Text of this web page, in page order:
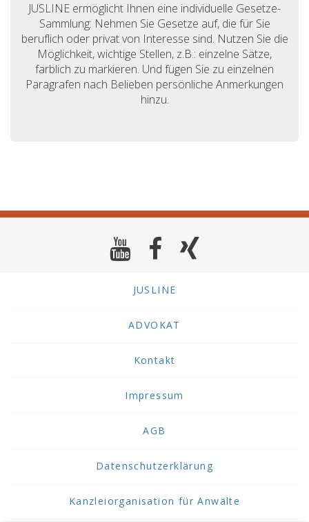
JUSLINE ermöglicht Ihnen eine individuelle Gesetze-
Sammlung: Nehmen Sie Gesetze auf, die für Sie
beruflich oder privat von Interesse sind. Nutzen Sie die
Möglichkeit, wichtige Stellen, z.B.: einzelne Sätze,
farblich zu markieren. Und fügen Sie zu einzelnen
Paragrafen nach Belieben persönliche Anmerkungen
hinzu.
JUSLINE
ADVOKAT
Kontakt
Impressum
AGB
Datenschutzerklärung
Kanzleiorganisation für Anwälte